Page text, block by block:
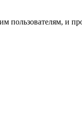
пользователям, и